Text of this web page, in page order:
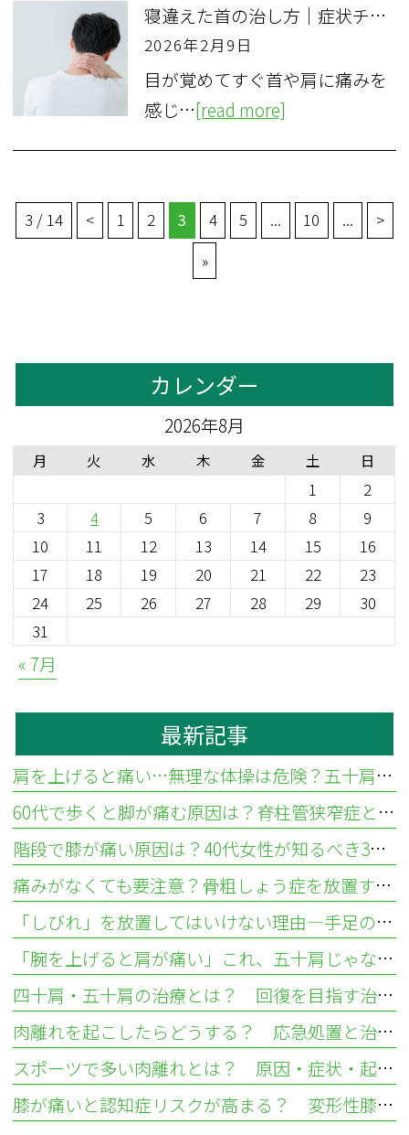
寝違えた首の治し方｜症状チェックと自宅でできる対処法・ストレッチ
2026年2月9日
目が覚めてすぐ首や肩に痛みを
感じ…[read more]
3 / 14 < 1 2 3 4 5 ... 10 ...
>
»
カレンダー
2026年8月
月 火 水 木 金 土 日
1
2
3
4 5 6 7 8
9
10
11 12 13 14 15
16
17
18 19 20 21 22
23
24
25 26 27 28 29
30
31
« 7月
最新記事
肩を上げると痛い…無理な体操は危険？五十肩と腱板断裂の違いと見分け方
60代で歩くと脚が痛む原因は？脊柱管狭窄症と血流障害の違い
階段で膝が痛い原因は？40代女性が知るべき3つの疾患と対処法
痛みがなくても要注意？骨粗しょう症を放置する骨折リスクと検査法
「しびれ」を放置してはいけない理由—手足のしびれが示す疾患とは
「腕を上げると肩が痛い」これ、五十肩じゃないかも？ 肩腱板損傷との違いについて
四十肩・五十肩の治療とは？ 回復を目指す治し方とリハビリ
肉離れを起こしたらどうする？ 応急処置と治し方
スポーツで多い肉離れとは？ 原因・症状・起こりやすい部位を解説
膝が痛いと認知症リスクが高まる？ 変形性膝関節症から考える健康リスク